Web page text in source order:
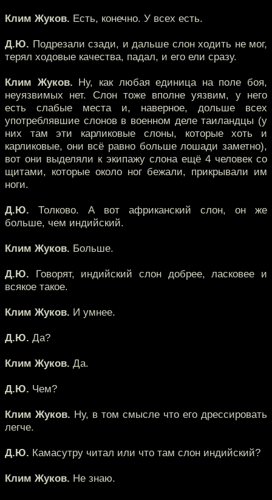
Клим Жуков. Есть, конечно. У всех есть.
Д.Ю. Подрезали сзади, и дальше слон ходить не мог,
терял ходовые качества, падал, и его ели сразу.
Клим Жуков. Ну, как любая единица на поле боя,
неуязвимых нет. Слон тоже вполне уязвим, у него
есть слабые места и, наверное, дольше всех
употреблявшие слонов в военном деле таиландцы (у
них там эти карликовые слоны, которые хоть и
карликовые, они всё равно больше лошади заметно),
вот они выделяли к экипажу слона ещё 4 человек со
щитами, которые около ног бежали, прикрывали им
ноги.
Д.Ю. Толково. А вот африканский слон, он же
больше, чем индийский.
Клим Жуков. Больше.
Д.Ю. Говорят, индийский слон добрее, ласковее и
всякое такое.
Клим Жуков. И умнее.
Д.Ю. Да?
Клим Жуков. Да.
Д.Ю. Чем?
Клим Жуков. Ну, в том смысле что его дрессировать
легче.
Д.Ю. Камасутру читал или что там слон индийский?
Клим Жуков. Не знаю.